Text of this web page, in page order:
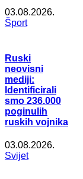
03.08.2026.
Šport
Ruski
neovisni
mediji:
Identificirali
smo 236.000
poginulih
ruskih vojnika
03.08.2026.
Svijet